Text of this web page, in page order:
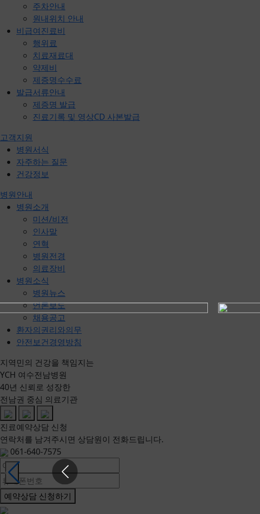
주차안내
원내위치 안내
비급여진료비
행위료
치료재료대
약제비
제증명수수료
발급서류안내
제증명 발급
진료기록 및 영상CD 사본발급
고객지원
병원서식
자주하는 질문
건강정보
병원안내
병원소개
미션/비전
인사말
연혁
병원전경
의료장비
병원소식
병원뉴스
언론보도
채용공고
환자의권리와의무
안전보건경영방침
지역민의 건강을 책임지는
YCH 여수전남병원
40년 신뢰로 성장한
전남권 중심 의료기관
진료예약상담 신청
연락처를 남겨주시면 상담원이 전화드립니다.
061-640-7575
예약상담 신청하기